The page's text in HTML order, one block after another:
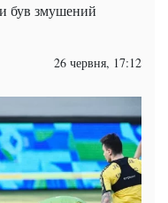
був змушений
26 червня, 17:12